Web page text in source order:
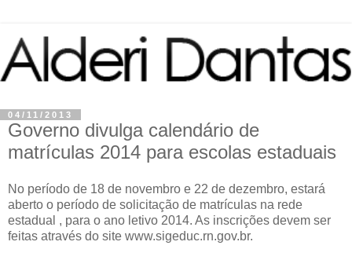
04/11/2013
Governo divulga calendário de
matrículas 2014 para escolas estaduais
No período de 18 de novembro e 22 de dezembro, estará
aberto o período de solicitação de matrículas na rede
estadual , para o ano letivo 2014. As inscrições devem ser
feitas através do site www.sigeduc.rn.gov.br.